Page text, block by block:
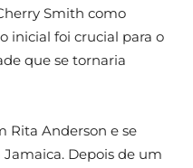
Smith como
inicial foi crucial para o
que se tornaria
Rita Anderson e se
Depois de um